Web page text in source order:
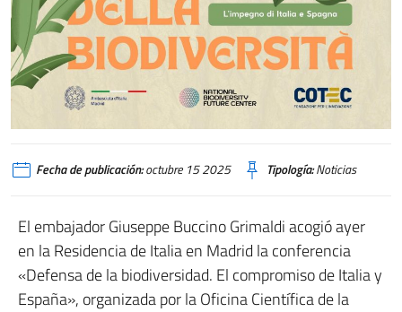
Fecha de publicación:octubre 15 2025 Tipología:Noticias
El embajador Giuseppe Buccino Grimaldi acogió ayer
en la Residencia de Italia en Madrid la conferencia
«Defensa de la biodiversidad. El compromiso de Italia y
España», organizada por la Oficina Científica de la